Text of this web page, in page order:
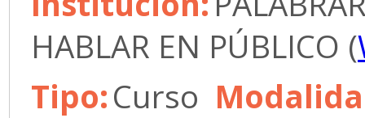
HABLAR EN PÚBLICO (
Tipo:Curso